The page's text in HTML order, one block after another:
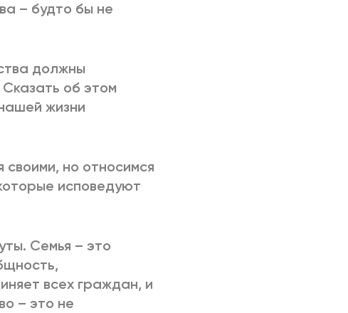
– будто бы не
должны
об этом
жизни
но относимся
исповедуют
Семья – это
всех граждан, и
– это не